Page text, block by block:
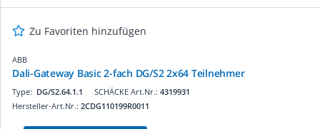
Zu Favoriten hinzufügen
ABB
Dali-Gateway Basic 2-fach DG/S2 2x64 Teilnehmer
SCHÄCKE Art.Nr.: 4319931
Type: DG/S2.64.1.1
Hersteller-Art.Nr.: 2CDG110199R0011